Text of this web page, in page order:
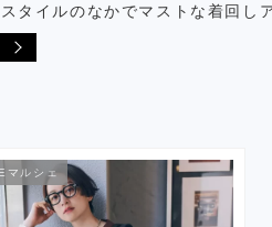
タイルのなかでマストな着回し
マルシェ